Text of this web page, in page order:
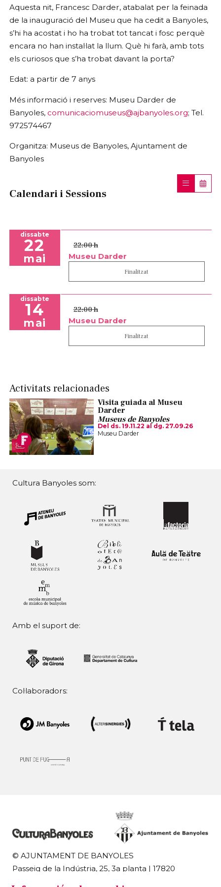
Aquesta nit, Francesc Darder, atabalat per la feinada
de la inauguració del Museu que ha cedit a Banyoles,
s’hi ha acostat i ho ha trobat tot tancat i fosc perquè
encara no han instal·lat la llum. Què hi farà, amb tots
els curiosos que s’ha trobat davant la porta?
Edat: a partir de 7 anys
Més informació i reserves: Museu Darder de
Banyoles, comunicaciomuseus@ajbanyoles.org; Tel.
972574467
Organitza: Museus de Banyoles, Ajuntament de
Banyoles
Calendari i Sessions
dissabte
22
mai
22:00 h
Museu Darder
Finalitzat
dissabte
14
mai
22:00 h
Museu Darder
Finalitzat
Activitats relacionades
Visita guiada al Museu
Darder
Museus de Banyoles
Del ds. 19.11.22 al dg. 27.09.26
Museu Darder
Cultura Banyoles som:
Amb el suport de:
Col·laboradors:
© AJUNTAMENT DE BANYOLES
Passeig de la Indústria, 25, 3a planta | 17820